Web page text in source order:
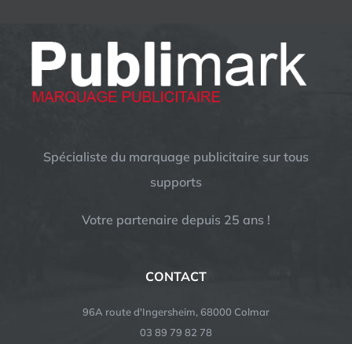
Spécialiste du marquage publicitaire sur tous
supports
Votre partenaire depuis 25 ans !
CONTACT
96A route d'Ingersheim, 68000 Colmar
03 89 79 82 78